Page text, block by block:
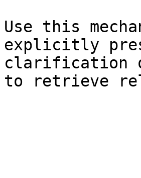
Use this
explicitly
clarification